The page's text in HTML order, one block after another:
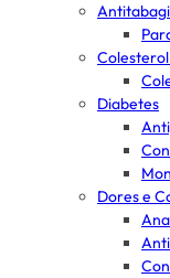
Diabetes
Dores e